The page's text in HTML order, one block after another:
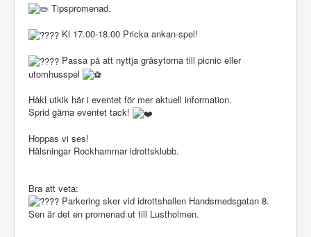
Tipspromenad.
Kl 17.00-18.00 Pricka ankan-spel!
Passa på att nyttja gräsytorna till picnic eller
utomhusspel
Håkl utkik här i eventet för mer aktuell information.
Sprid gärna eventet tack!
Hoppas vi ses!
Hälsningar Rockhammar idrottsklubb.
Bra att veta:
Parkering sker vid idrottshallen Handsmedsgatan 8.
Sen är det en promenad ut till Lustholmen.